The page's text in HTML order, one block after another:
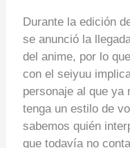
Durante la edición
se anunció la
del anime, por lo
con el seiyuu
personaje al que ya
tenga un estilo de
sabemos quién
que todavía no